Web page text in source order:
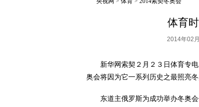
体育
2014年02
新华网索契２月２３日体育专电
奥会将因为它一系列历史之最照亮
东道主俄罗斯为成功举办冬奥会